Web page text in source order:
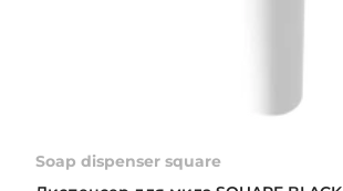
Soap dispenser square